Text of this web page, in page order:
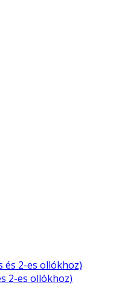
2-es ollókhoz)